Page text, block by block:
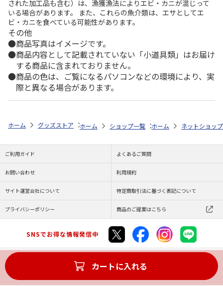
された加工品も含む）は、漁獲漁法によりエビ・カニが混じって
いる場合があります。 また、これらの魚介類は、エサとしてエ
ビ・カニを食べている可能性があります。
その他
商品写真はイメージです。
商品内容として記載されていない「小道具類」はお届け
する商品に含まれておりません。
商品の色は、ご覧になるパソコンなどの環境により、実
際と異なる場合があります。
カートに入れる
ホーム グッズストア スポーツ・スポーツ選手 NPB（日本野球機構）
ホーム ショップ一覧 レッツ 26SNOOPY
ホーム ネットショップ
ご利用ガイド よくあるご質問
お問い合わせ 利用規約
サイト運営会社について 特定商取引法に基づく表記について
プライバシーポリシー 商品のご提案はこちら
SNSでお得な情報発信中